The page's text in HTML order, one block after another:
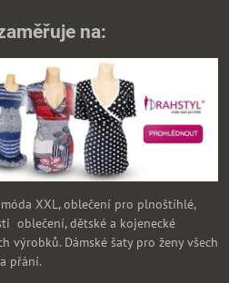
na:
XXL, oblečení pro plnoštíhlé,
oblečení, dětské a kojenecké
výrobků. Dámské šaty pro ženy všech
přání.